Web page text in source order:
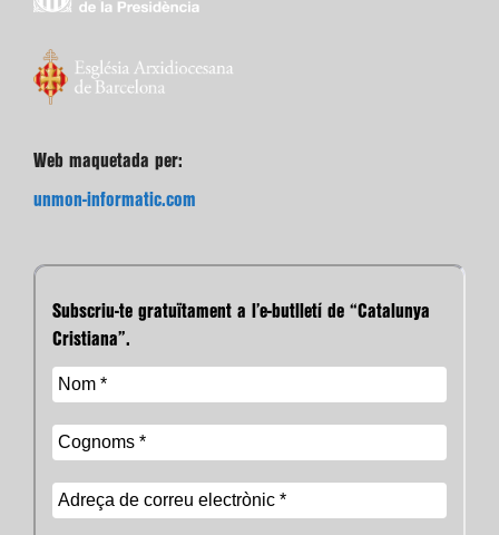
Web maquetada per:
unmon-informatic.com
Subscriu-te gratuïtament a l’e-butlletí de “Catalunya
Cristiana”.